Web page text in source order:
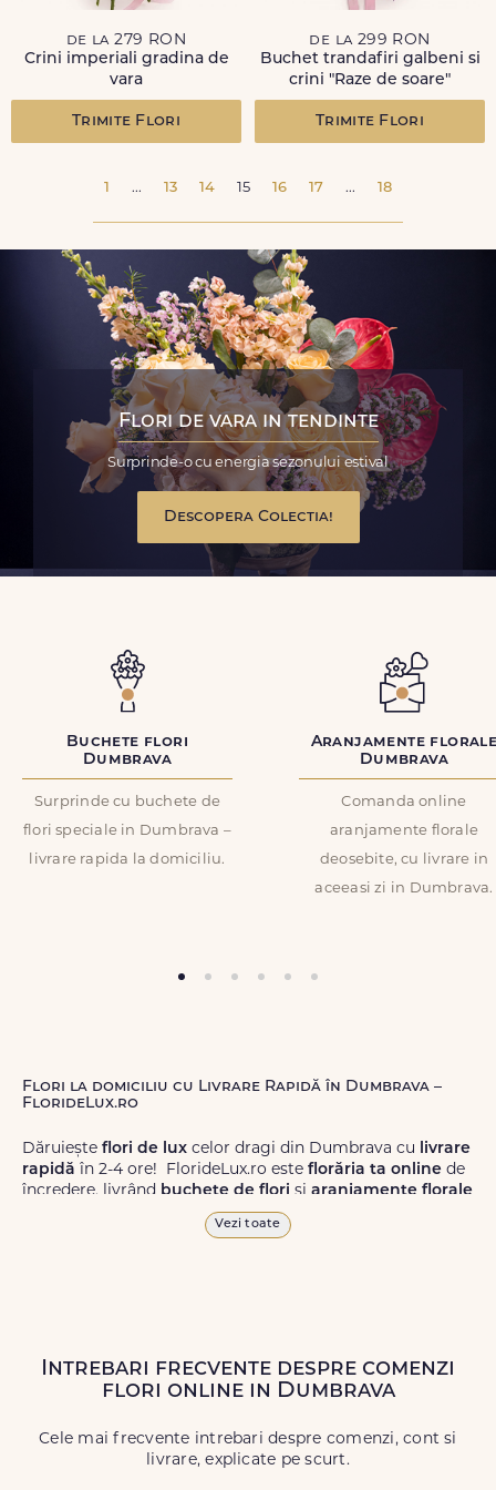
de la 279 RON
Crini imperiali gradina de
vara
Trimite Flori
de la 299 RON
Buchet trandafiri galbeni si
crini "Raze de soare"
Trimite Flori
1 ... 13 14 15 16 17 ... 18
Flori de vara in tendinte
Surprinde-o cu energia sezonului estival
Descopera Colectia!
Buchete flori
Dumbrava
Surprinde cu buchete de
flori speciale in Dumbrava –
livrare rapida la domiciliu.
Aranjamente
Dumbrava
Comanda online
aranjamente florale
deosebite, cu livrare in
aceeasi zi in Dumbrava.
Flori la domiciliu cu Livrare Rapidă în Dumbrava –
FlorideLux.ro
Dăruiește flori de lux celor dragi din Dumbrava cu livrare
rapidă în 2-4 ore! FlorideLux.ro este florăria ta online de
încredere, livrând buchete de flori și aranjamente florale
de calitate superioară în Dumbrava și în toată România.
Livrăm buchete de florichiar și în weekend, pentru ca tu
să poți adresa un gest frumos atunci când ai nevoie.
Vezi toate
Intrebari frecvente despre comenzi
flori online in Dumbrava
Cele mai frecvente intrebari despre comenzi, cont si
livrare, explicate pe scurt.